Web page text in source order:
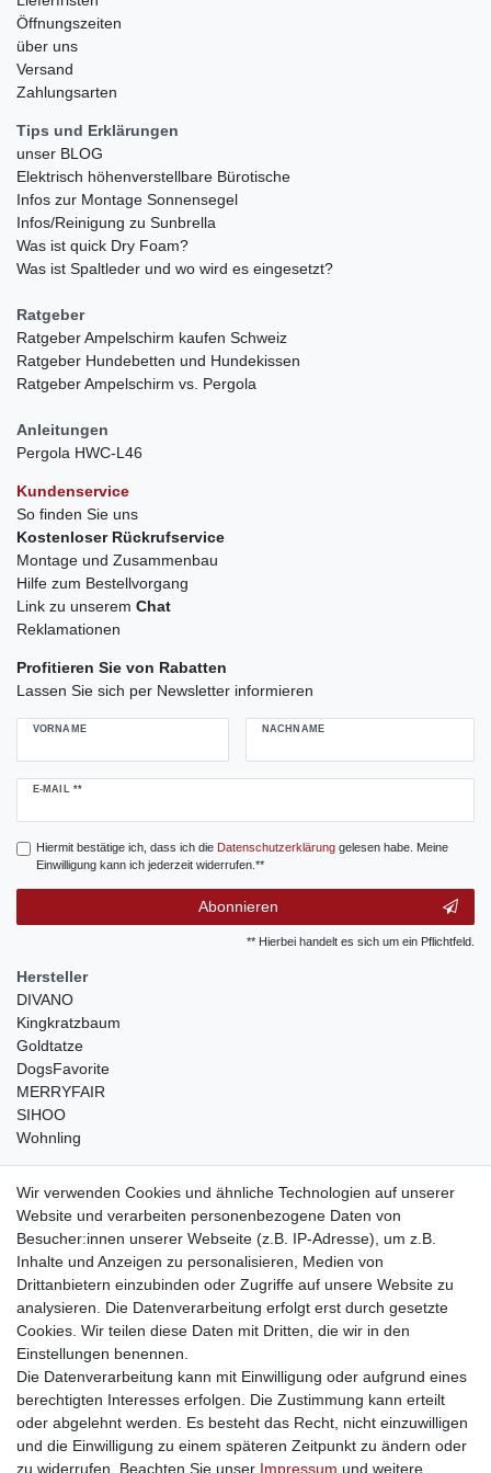
Öffnungszeiten
über uns
Versand
Zahlungsarten
Tips und Erklärungen
unser BLOG
Elektrisch höhenverstellbare Bürotische
Infos zur Montage Sonnensegel
Infos/Reinigung zu Sunbrella
Was ist quick Dry Foam?
Was ist Spaltleder und wo wird es eingesetzt?
Ratgeber
Ratgeber Ampelschirm kaufen Schweiz
Ratgeber Hundebetten und Hundekissen
Ratgeber Ampelschirm vs. Pergola
Anleitungen
Pergola HWC-L46
Kundenservice
So finden Sie uns
Kostenloser Rückrufservice
Montage und Zusammenbau
Hilfe zum Bestellvorgang
Link zu unserem Chat
Reklamationen
Profitieren Sie von Rabatten
Lassen Sie sich per Newsletter informieren
VORNAME NACHNAME
E-MAIL **
Newsletter
Hiermit bestätige ich, dass ich die Daten­schutz­erklärunggelesen habe. Meine
Einwilligung kann ich jederzeit widerrufen.**
Abonnieren
** Hierbei handelt es sich um ein Pflichtfeld.
Hersteller
DIVANO
Kingkratzbaum
Goldtatze
DogsFavorite
MERRYFAIR
SIHOO
Wohnling
weitere Shops
traumlampen- Lampen und Kronleuchter
kinderwagencenter- Exklusive und günstige Kinderwagen
gastrogeraete24- alles für Gastronomie und Imbiss
soziale Medien
Facebook
sicher einkaufen
Wir verwenden Cookies und ähnliche Technologien auf unserer
Website und verarbeiten personenbezogene Daten von
Besucher:innen unserer Webseite (z.B. IP-Adresse), um z.B.
Inhalte und Anzeigen zu personalisieren, Medien von
Drittanbietern einzubinden oder Zugriffe auf unsere Website zu
analysieren. Die Datenverarbeitung erfolgt erst durch gesetzte
Cookies. Wir teilen diese Daten mit Dritten, die wir in den
Einstellungen benennen.
Die Datenverarbeitung kann mit Einwilligung oder aufgrund eines
berechtigten Interesses erfolgen. Die Zustimmung kann erteilt
oder abgelehnt werden. Es besteht das Recht, nicht einzuwilligen
und die Einwilligung zu einem späteren Zeitpunkt zu ändern oder
zu widerrufen. Beachten Sie unser Impressum und weitere